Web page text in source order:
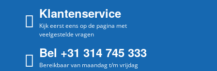
Klantenservice
Kijk eerst eens op de pagina met
veelgestelde vragen
Bel +31 314 745 333
Bereikbaar van maandag t/m vrijdag